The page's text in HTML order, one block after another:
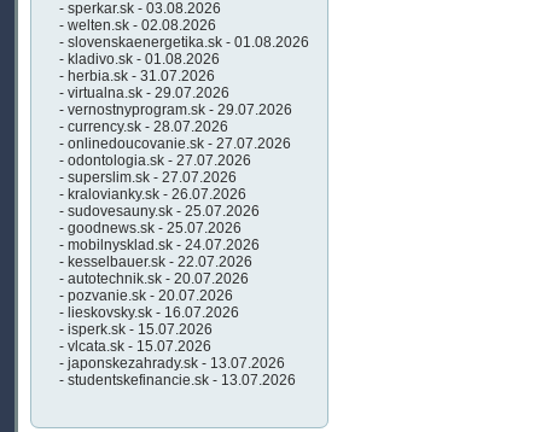
- sperkar.sk - 03.08.2026
- welten.sk - 02.08.2026
- slovenskaenergetika.sk - 01.08.2026
- kladivo.sk - 01.08.2026
- herbia.sk - 31.07.2026
- virtualna.sk - 29.07.2026
- vernostnyprogram.sk - 29.07.2026
- currency.sk - 28.07.2026
- onlinedoucovanie.sk - 27.07.2026
- odontologia.sk - 27.07.2026
- superslim.sk - 27.07.2026
- kralovianky.sk - 26.07.2026
- sudovesauny.sk - 25.07.2026
- goodnews.sk - 25.07.2026
- mobilnysklad.sk - 24.07.2026
- kesselbauer.sk - 22.07.2026
- autotechnik.sk - 20.07.2026
- pozvanie.sk - 20.07.2026
- lieskovsky.sk - 16.07.2026
- isperk.sk - 15.07.2026
- vlcata.sk - 15.07.2026
- japonskezahrady.sk - 13.07.2026
- studentskefinancie.sk - 13.07.2026